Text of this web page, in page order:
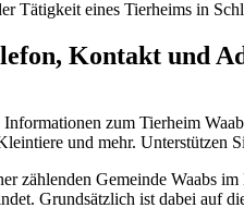
Tätigkeit eines Tierheims in
Kontakt und
Informationen zum Tierheim
und mehr. Unterstützen
zählenden Gemeinde Waabs
Grundsätzlich ist dabei auf